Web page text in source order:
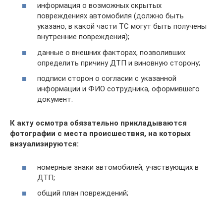
информация о возможных скрытых
повреждениях автомобиля (должно быть
указано, в какой части ТС могут быть получены
внутренние повреждения);
данные о внешних факторах, позволивших
определить причину ДТП и виновную сторону;
подписи сторон о согласии с указанной
информации и ФИО сотрудника, оформившего
документ.
К акту осмотра обязательно прикладываются
фотографии с места происшествия, на которых
визуализируются:
номерные знаки автомобилей, участвующих в
ДТП;
общий план повреждений;